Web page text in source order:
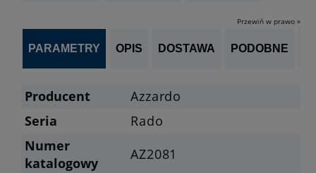
Przewiń w prawo »
PARAMETRY OPIS DOSTAWA PODOBNE
Producent
Azzardo
Seria
Rado
Numer
katalogowy
AZ2081